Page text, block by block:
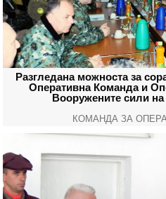
Разгледана можноста за
Оперативна Команда и
Вооружените сили
КОМАНДА ЗА